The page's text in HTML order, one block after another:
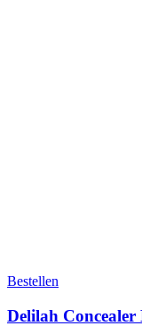
Bestellen
Delilah